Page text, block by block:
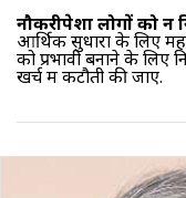
नौकरीपेशा लोगों को न
आर्थिक सुधारों के लिए
को प्रभावी बनाने के
खर्च में कटौती की जाए.